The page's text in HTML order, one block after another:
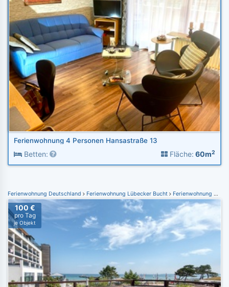
Ferienwohnung 4 Personen Hansastraße 13
Betten: Fläche: 60m2
Ferienwohnung Deutschland Ferienwohnung Lübecker Bucht Ferienwohnung Scharbeutz
100 €
pro Tag
je Objekt